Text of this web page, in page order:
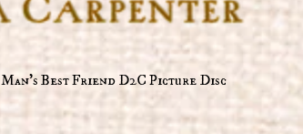
Man's Best Friend D2C Picture Disc